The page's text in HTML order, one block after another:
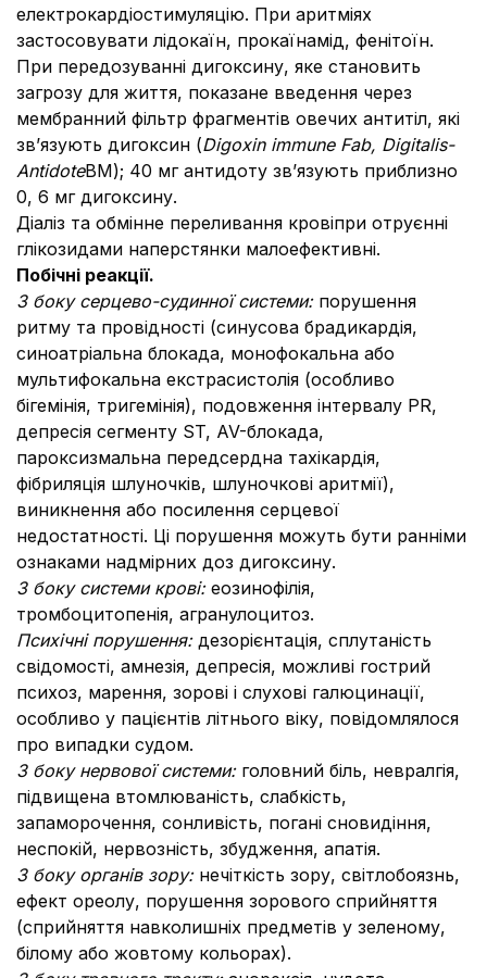
електрокардіостимуляцію. При аритміях
застосовувати лідокаїн, прокаїнамід, фенітоїн.
При передозуванні дигоксину, яке становить
загрозу для життя, показане введення через
мембранний фільтр фрагментів овечих антитіл, які
зв’язують дигоксин (Digoxin immune Fab, Digitalis-
AntidoteBM); 40 мг антидоту зв’язують приблизно
0, 6 мг дигоксину.
Діаліз та обмінне переливання кровіпри отруєнні
глікозидами наперстянки малоефективні.
Побічні реакції.
З боку серцево-судинної системи: порушення
ритму та провідності (синусова брадикардія,
синоатріальна блокада, монофокальна або
мультифокальна екстрасистолія (особливо
бігемінія, тригемінія), подовження інтервалу PR,
депресія сегменту ST, AV-блокада,
пароксизмальна передсердна тахікардія,
фібриляція шлуночків, шлуночкові аритмії),
виникнення або посилення серцевої
недостатності. Ці порушення можуть бути ранніми
ознаками надмірних доз дигоксину.
З боку системи крові: еозинофілія,
тромбоцитопенія, агранулоцитоз.
Психічні порушення: дезорієнтація, сплутаність
свідомості, амнезія, депресія, можливі гострий
психоз, марення, зорові і слухові галюцинації,
особливо у пацієнтів літнього віку, повідомлялося
про випадки судом.
З боку нервової системи: головний біль, невралгія,
підвищена втомлюваність, слабкість,
запаморочення, сонливість, погані сновидіння,
неспокій, нервозність, збудження, апатія.
З боку органів зору: нечіткість зору, світлобоязнь,
ефект ореолу, порушення зорового сприйняття
(сприйняття навколишніх предметів у зеленому,
білому або жовтому кольорах).